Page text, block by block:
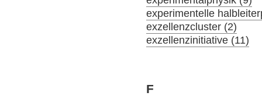
experimentelle
exzellenzcluster (2)
exzellenzinitiative (11)
F